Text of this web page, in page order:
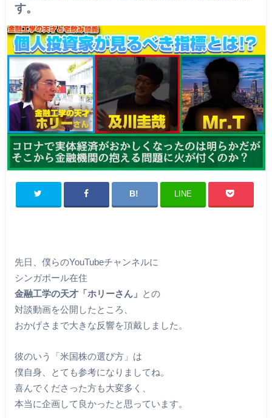
す。
LINE
先日、僕らのYouTubeチャンネルに
シンガポール在住
金融工学の天才「ホリーさん」 との
対談動画を公開したところ、
おかげさまで大きな反響を頂戴しました。
彼のいう「米国株の選び方」は
僕自身、とても参考になりましてね。
喜んでくださった方も大変多く、
本当に企画して良かったと思っています。